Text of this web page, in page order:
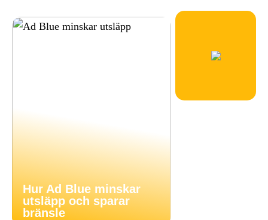
Hur Ad Blue minskar
utsläpp och sparar
bränsle